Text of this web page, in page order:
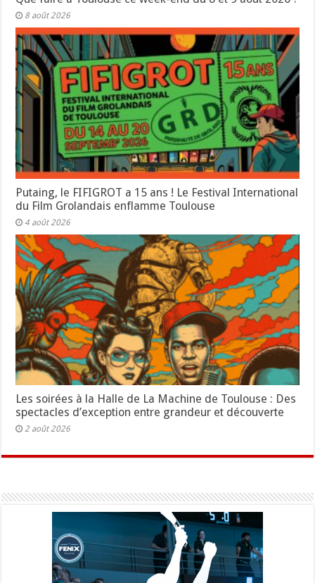
8 août 2026
Putaing, le FIFIGROT a 15 ans ! Le Festival International
du Film Grolandais enflamme Toulouse
4 août 2026
Les soirées à la Halle de La Machine de Toulouse : Des
spectacles d’exception entre grandeur et découverte
2 août 2026